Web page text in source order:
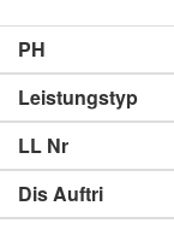
PH
Leistungstyp
LL Nr
Dis Auftri